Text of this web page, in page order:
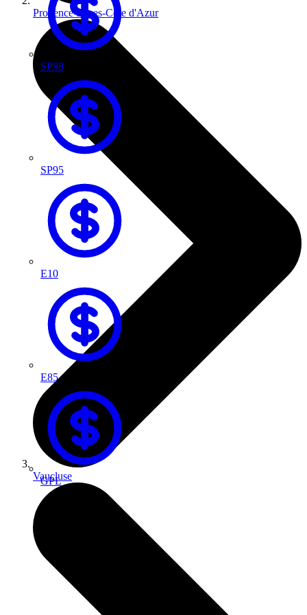
SP98
SP95
E10
E85
GPL
Provence-Alpes-Côte d'Azur
Vaucluse